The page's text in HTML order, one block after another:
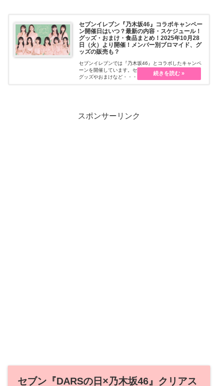
セブンイレブン『乃木坂46』コラボキャンペー
ン開催日はいつ？最新の内容・スケジュール！
グッズ・おまけ・食品まとめ！2025年10月28
日（火）より開催！メンバー別ブロマイド、グ
ッズの販売も？
セブンイレブンでは『乃木坂46』とコラボしたキャンペ
ーンを開催しています。セブンイレブンの限定アートの
グッズやおまけなど・・・続きを読む
スポンサーリンク
セブン『DARSの日×乃木坂46』クリアス